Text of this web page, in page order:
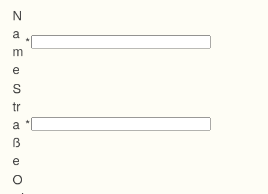
N
a
m
e
*
S
tr
a
ß
e
*
O